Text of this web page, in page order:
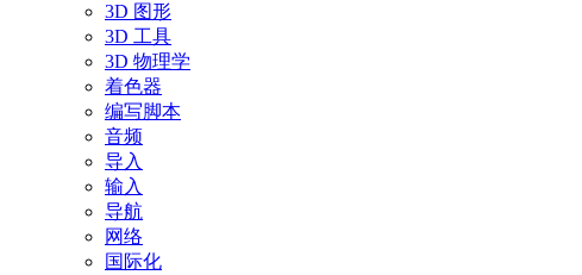
3D 图形
3D 工具
3D 物理学
着色器
编写脚本
音频
导入
输入
导航
网络
国际化